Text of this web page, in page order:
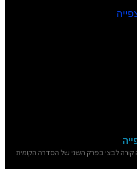
– מה קורה לבצי בפרק השני של הסדרה הקומית